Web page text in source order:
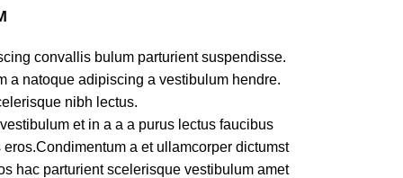
convallis bulum parturient suspendisse.
a natoque adipiscing a vestibulum hendre.
nibh lectus.
et in a a a purus lectus faucibus
a et ullamcorper dictumst
hac parturient scelerisque vestibulum amet